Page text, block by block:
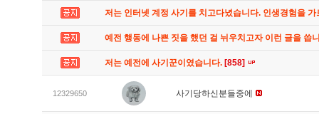
저는 인터넷 계정 사기를 치고다녔습니다. 인생경험을
예전 행동에 나쁜 짓을 했던 걸 뉘우치고자 이런 글을 씁
저는 예전에 사기꾼이였습니다. [858]
12329650 사기당하신분들중에